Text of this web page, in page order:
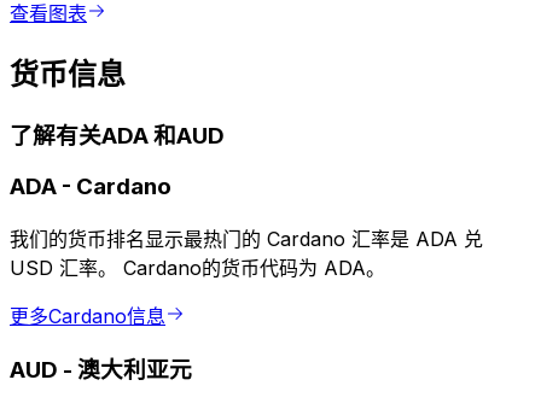
查看图表
货币信息
了解有关ADA 和AUD
ADA - Cardano
我们的货币排名显示最热门的 Cardano 汇率是 ADA 兑
USD 汇率。 Cardano的货币代码为 ADA。
更多Cardano信息
AUD - 澳大利亚元